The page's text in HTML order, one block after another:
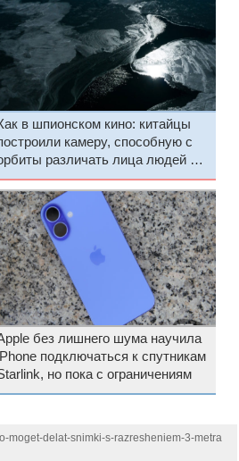
в шпионском кино: китайцы
камеру, способную с
различать лица людей на
без лишнего шума научила
подключаться к спутникам
но пока с ограничениям
moget-delat-snimki-s-razresheniem-3-metra